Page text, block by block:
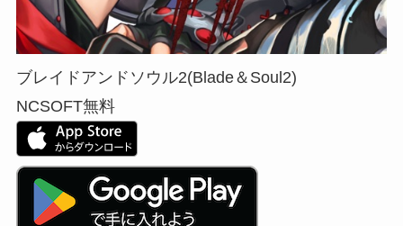
ブレイドアンドソウル2(Blade＆Soul2)
NCSOFT無料